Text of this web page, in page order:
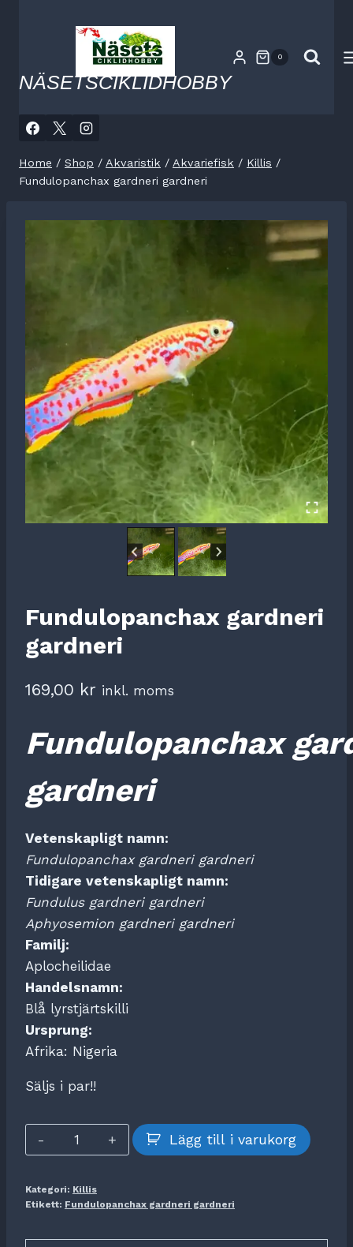
NÄSETSCIKLIDHOBBY
0
Home / Shop / Akvaristik / Akvariefisk / Killis /
Fundulopanchax gardneri gardneri
Fundulopanchax gardneri
gardneri
169,00 kr inkl. moms
Fundulopanchax
gardneri
Vetenskapligt namn:
Fundulopanchax gardneri gardneri
Tidigare vetenskapligt namn:
Fundulus gardneri gardneri
Aphyosemion gardneri gardneri
Familj:
Aplocheilidae
Handelsnamn:
Blå lyrstjärtskilli
Ursprung:
Afrika: Nigeria
Säljs i par!!
Fundulopanchax
gardneri
mängd
Lägg till i varukorg
Kategori: Killis
Etikett: Fundulopanchax gardneri gardneri